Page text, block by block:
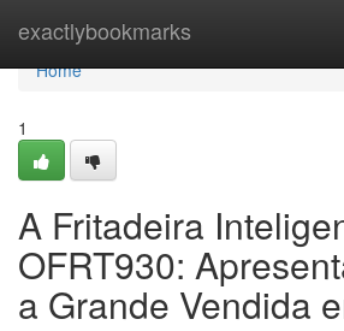
exactlybookmarks
Home
Home
1
A Fritadeira
OFRT930:
a Grande Vendida